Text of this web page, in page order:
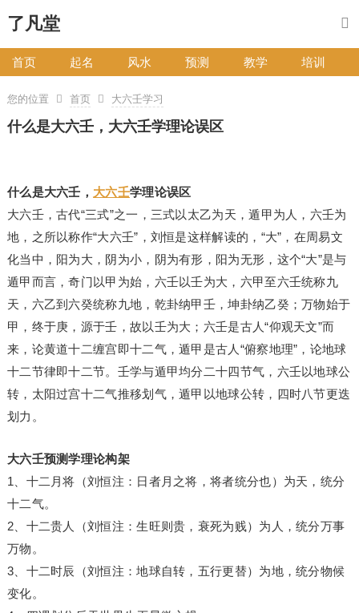
了凡堂
首页 起名 风水 预测 教学 培训
您的位置 首页 大六壬学习
什么是大六壬，大六壬学理论误区
什么是大六壬， 大六壬学理论误区
大六壬，古代“三式”之一，三式以太乙为天，遁甲为人，六壬为
地，之所以称作“大六壬”，刘恒是这样解读的，“大”，在周易文
化当中，阳为大，阴为小，阴为有形，阳为无形，这个“大”是与
遁甲而言，奇门以甲为始，六壬以壬为大，六甲至六壬统称九
天，六乙到六癸统称九地，乾卦纳甲壬，坤卦纳乙癸；万物始于
甲，终于庚，源于壬，故以壬为大；六壬是古人“仰观天文”而
来，论黄道十二缠宫即十二气，遁甲是古人“俯察地理”，论地球
十二节律即十二节。壬学与遁甲均分二十四节气，六壬以地球公
转，太阳过宫十二气推移划气，遁甲以地球公转，四时八节更迭
划力。
大六壬预测学理论构架
1、十二月将（刘恒注：日者月之将，将者统分也）为天，统分
十二气。
2、十二贵人（刘恒注：生旺则贵，衰死为贱）为人，统分万事
万物。
3、十二时辰（刘恒注：地球自转，五行更替）为地，统分物候
变化。